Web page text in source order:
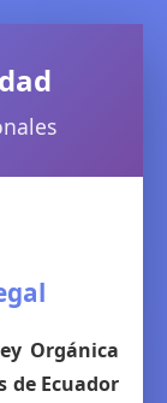
Orgánica
de Ecuador